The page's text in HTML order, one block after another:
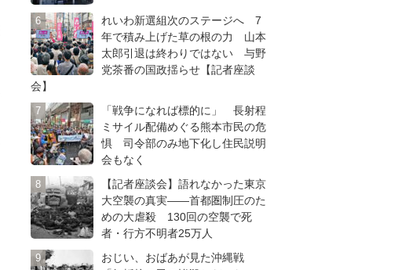
れいわ新選組次のステージへ 7
年で積み上げた草の根の力 山本
太郎引退は終わりではない 与野
党茶番の国政揺らせ【記者座談
会】
「戦争になれば標的に」 長射程
ミサイル配備めぐる熊本市民の危
惧 司令部のみ地下化し住民説明
会もなく
【記者座談会】語れなかった東京
大空襲の真実――首都圏制圧のた
めの大虐殺 130回の空襲で死
者・行方不明者25万人
おじい、おばあが見た沖縄戦